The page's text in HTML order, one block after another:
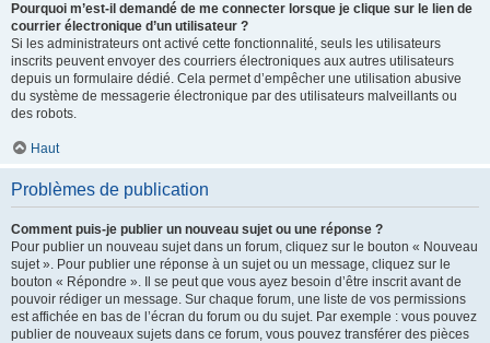
Pourquoi m’est-il demandé de me connecter lorsque je clique sur le lien de
courrier électronique d’un utilisateur ?
Si les administrateurs ont activé cette fonctionnalité, seuls les utilisateurs
inscrits peuvent envoyer des courriers électroniques aux autres utilisateurs
depuis un formulaire dédié. Cela permet d’empêcher une utilisation abusive
du système de messagerie électronique par des utilisateurs malveillants ou
des robots.
Haut
Problèmes de publication
Comment puis-je publier un nouveau sujet ou une réponse ?
Pour publier un nouveau sujet dans un forum, cliquez sur le bouton « Nouveau
sujet ». Pour publier une réponse à un sujet ou un message, cliquez sur le
bouton « Répondre ». Il se peut que vous ayez besoin d’être inscrit avant de
pouvoir rédiger un message. Sur chaque forum, une liste de vos permissions
est affichée en bas de l’écran du forum ou du sujet. Par exemple : vous pouvez
publier de nouveaux sujets dans ce forum, vous pouvez transférer des pièces